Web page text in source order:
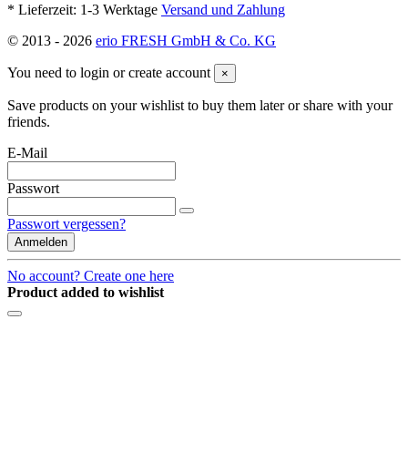
* Lieferzeit: 1-3 Werktage Versand und Zahlung
© 2013 - 2026 erio FRESH GmbH & Co. KG
You need to login or create account ×
Save products on your wishlist to buy them later or share with your
friends.
E-Mail
Passwort
Passwort vergessen?
Anmelden
No account? Create one here
Product added to wishlist